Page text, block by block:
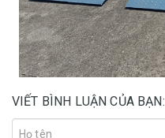
VIẾT BÌNH LUẬN CỦA BẠN: